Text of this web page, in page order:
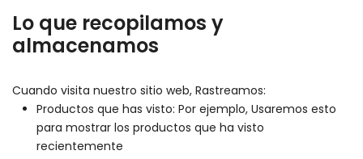
Lo que recopilamos y
almacenamos
Cuando visita nuestro sitio web, Rastreamos:
Productos que has visto: Por ejemplo, Usaremos esto
para mostrar los productos que ha visto
recientemente